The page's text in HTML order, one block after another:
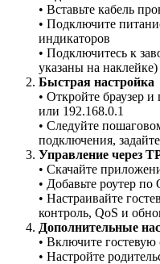
• Вставьте кабель
• Подключите
индикаторов
• Подключитесь к
указаны на наклейке)
Быстрая настройка
• Откройте браузер
или 192.168.0.1
• Следуйте
подключения,
Управление через
• Скачайте
• Добавьте роутер
• Настраивайте
контроль, QoS и
Дополнительные
• Включите гостевую
• Настройте